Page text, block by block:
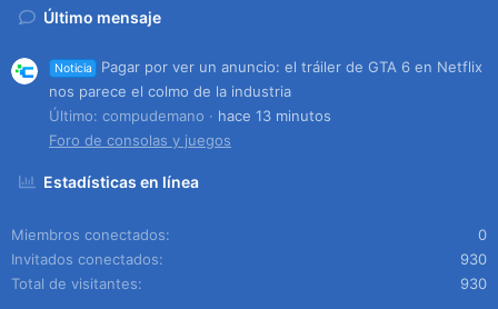
Último mensaje
Noticia
Pagar por ver un anuncio: el tráiler de GTA 6 en Netflix
nos parece el colmo de la industria
Último: compudemano
hace 13 minutos
Foro de consolas y juegos
Estadísticas en línea
Miembros conectados
0
Invitados conectados
930
Total de visitantes
930